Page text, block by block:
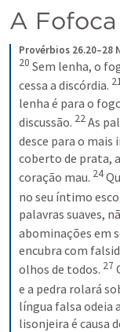
A
Provérbios 26.20–28
20 Sem lenha, o
cessa a discórdia.
lenha é para o
discussão. 22 As
desce para o
coberto de prata,
coração mau. 24
no seu íntimo
palavras suaves,
abominações em
encubra com
olhos de todos. 27
e a pedra rolará
língua falsa odeia
lisonjeira é causa